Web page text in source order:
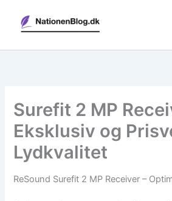
indholdet
Surefit 2 MP
Eksklusiv og
Lydkvalitet
ReSound Surefit 2 MP Receiver –